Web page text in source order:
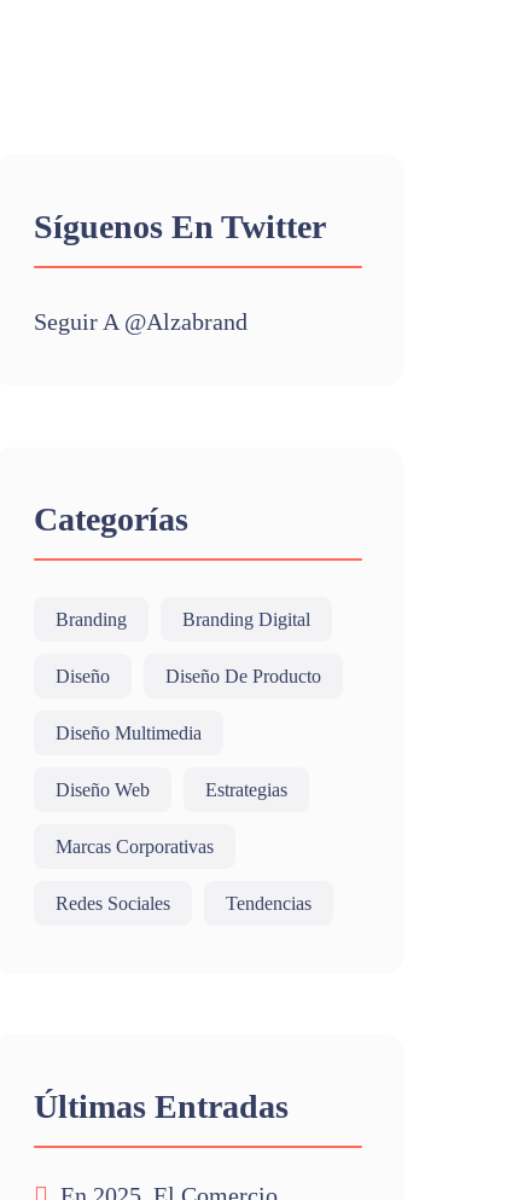
Síguenos En Twitter
Seguir A @alzabrand
Categorías
Branding Branding Digital
Diseño Diseño De Producto
Diseño Multimedia
Diseño Web Estrategias
Marcas Corporativas
Redes Sociales Tendencias
Últimas Entradas